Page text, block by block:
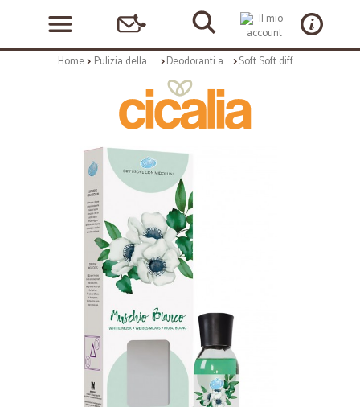
Home Pulizia della casa Deodoranti ambienti Soft Soft diffusore muschio ml.125